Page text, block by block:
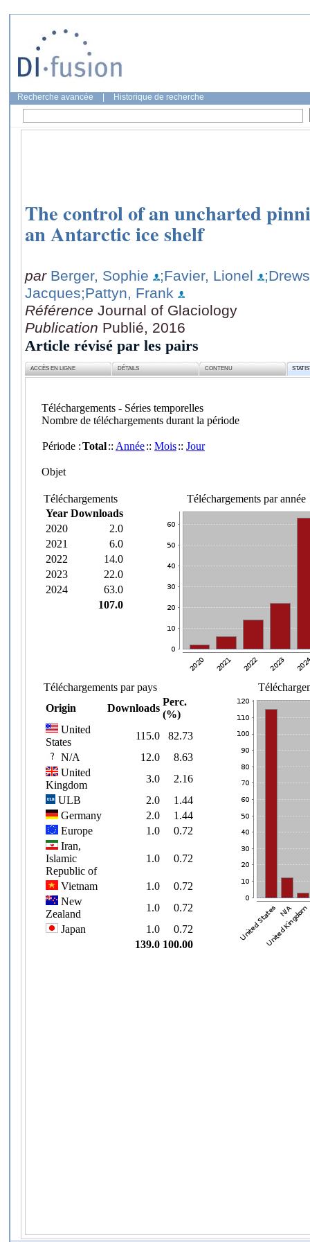
Recherche avancée Historique de recherche
The control of an uncharted
an Antarctic ice shelf
par Berger, Sophie ;Favier, Lionel
Jacques;Pattyn, Frank
Référence Journal of Glaciology
Publication Publié, 2016
Article révisé par les pairs
ACCÈS EN LIGNE DÉTAILS CONTENU